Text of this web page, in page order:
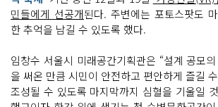
민들에게 선공개된다. 주변에는 포토스팟도
한 추억을 남길 수 있도록 했다.
임창수 서울시 미래공간기획관은 “설계 공모
을 써온 만큼 시민이 안전하고 편안하게 즐길
조성될 수 있도록 마지막까지 심혈을 기울일